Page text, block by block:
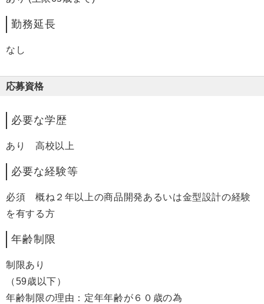
勤務延長
なし
応募資格
必要な学歴
あり 高校以上
必要な経験等
必須 概ね２年以上の商品開発あるいは金型設計の経験
を有する方
年齢制限
制限あり
（59歳以下）
年齢制限の理由：定年年齢が６０歳の為